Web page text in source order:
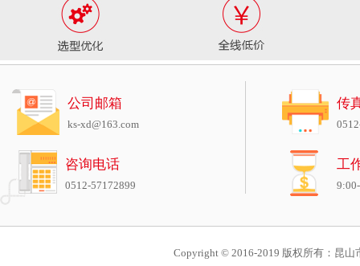
公司邮箱
ks-xd@163.com
咨询电话
0512-57172899
传
工
Copyright © 2016-2019 版权所有：昆山